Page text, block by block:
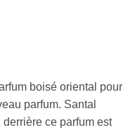
boisé oriental pour
parfum. Santal
ce parfum est